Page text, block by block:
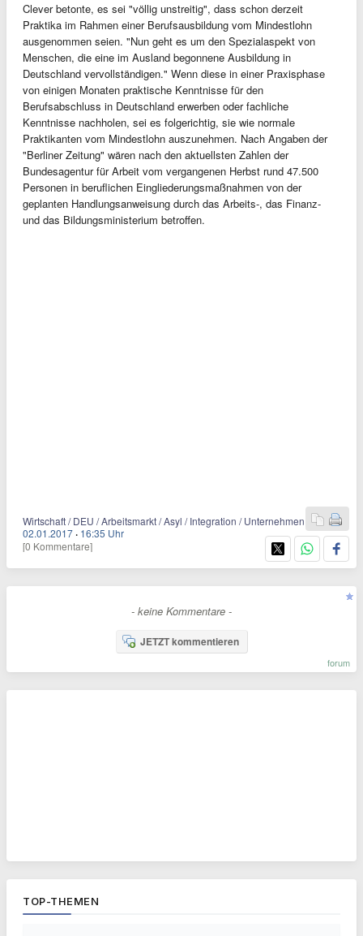
Clever betonte, es sei "völlig unstreitig", dass schon derzeit
Praktika im Rahmen einer Berufsausbildung vom Mindestlohn
ausgenommen seien. "Nun geht es um den Spezialaspekt von
Menschen, die eine im Ausland begonnene Ausbildung in
Deutschland vervollständigen." Wenn diese in einer Praxisphase
von einigen Monaten praktische Kenntnisse für den
Berufsabschluss in Deutschland erwerben oder fachliche
Kenntnisse nachholen, sei es folgerichtig, sie wie normale
Praktikanten vom Mindestlohn auszunehmen. Nach Angaben der
"Berliner Zeitung" wären nach den aktuellsten Zahlen der
Bundesagentur für Arbeit vom vergangenen Herbst rund 47.500
Personen in beruflichen Eingliederungsmaßnahmen von der
geplanten Handlungsanweisung durch das Arbeits-, das Finanz-
und das Bildungsministerium betroffen.
Wirtschaft / DEU / Arbeitsmarkt / Asyl / Integration / Unternehmen
02.01.2017 · 16:35 Uhr
[0 Kommentare]
- keine Kommentare -
JETZT kommentieren
forum
TOP-THEMEN